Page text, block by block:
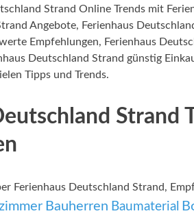
Strand Online Trends mit
Angebote, Ferienhaus
Empfehlungen, Ferienhaus
Deutschland Strand günstig
Tipps und Trends.
Strand
Ferienhaus Deutschland Strand,
Bauherren Baumaterial